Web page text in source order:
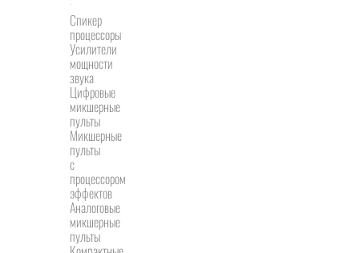
Спикер
процессоры
Усилители
мощности
звука
Цифровые
микшерные
пульты
Микшерные
пульты
с
процессором
эффектов
Аналоговые
микшерные
пульты